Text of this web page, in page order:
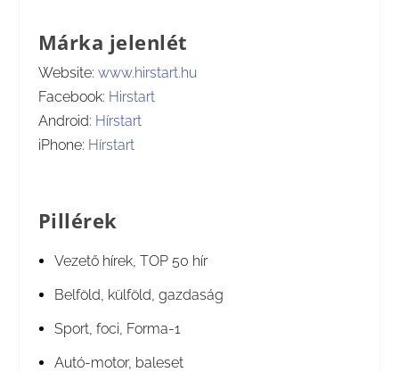
Márka jelenlét
Website: www.hirstart.hu
Facebook: Hirstart
Android: Hírstart
iPhone: Hírstart
Pillérek
Vezető hírek, TOP 50 hír
Belföld, külföld, gazdaság
Sport, foci, Forma-1
Autó-motor, baleset